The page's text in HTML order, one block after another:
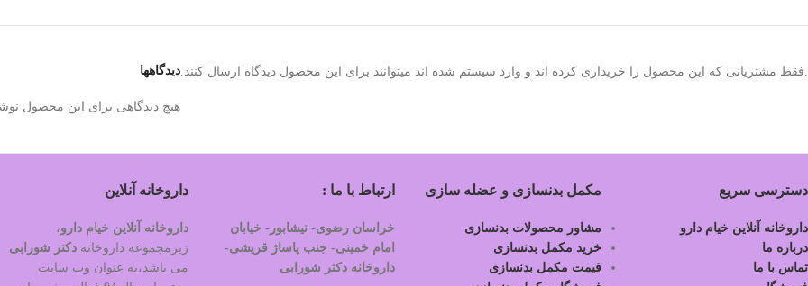
دیدگاهها
هیچ دیدگاهی برای این محصول
.فقط مشتریانی که این محصول را خریداری کرده اند و وارد سیستم شده اند میتوانند برای این محصول دیدگاه ارسال کنند.
دسترسی سریع
داروخانه آنلاین خیام دارو
درباره ما
تماس با ما
مکمل بدنسازی و عضله سازی
مشاور محصولات بدنسازی
خرید مکمل بدنسازی
قیمت مکمل بدنسازی
ارتباط با ما :
خراسان رضوی- نیشابور- خیابان
امام خمینی- جنب پاساژ قریشی-
داروخانه دکتر شورابی
داروخانه آنلاین
داروخانه آنلاین خیام دارو،
زیرمجموعه داروخانه دکتر شورابی
می باشد،به عنوان وب سایت